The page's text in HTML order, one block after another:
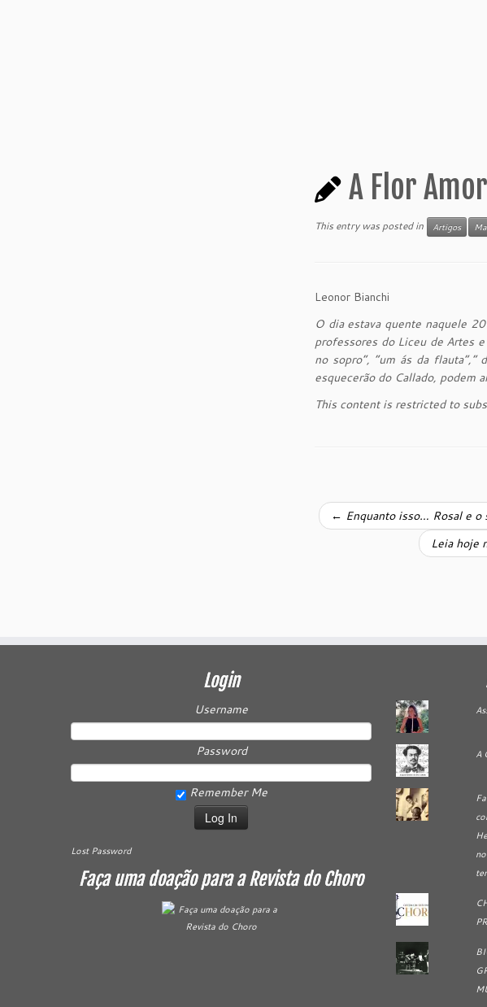
A Flor
This entry was posted in Artigos
Leonor Bianchi
O dia estava quente naquele
professores do Liceu de Artes
no sopro”, “um ás da flauta”,”
esquecerão do Callado, podem
This content is restricted to
← Enquanto isso… Rosal e
Leia hoje
Login
Username
Password
Remember Me
Lost Password
Faça uma doação para a Revista do Choro
A